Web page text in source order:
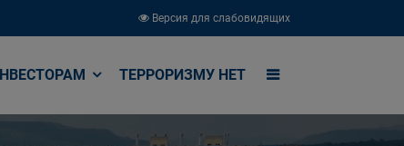
Версия для слабовидящих
ТЕРРОРИЗМУ НЕТ